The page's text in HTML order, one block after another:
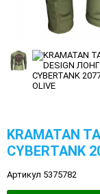
KRAMATAN
CYBERTANK
Артикул 5375782